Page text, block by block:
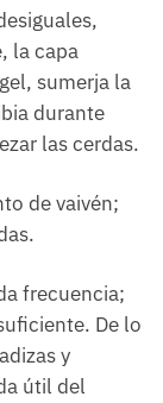
la capa
sumerja la
durante
las cerdas.
de vaivén;
frecuencia;
De lo
y
útil del